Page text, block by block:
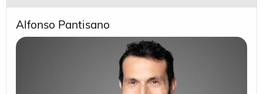
Alfonso Pantisano